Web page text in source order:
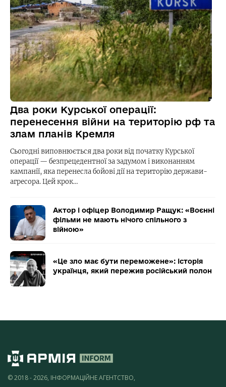
Два роки Курської операції:
перенесення війни на територію рф та
злам планів Кремля
Сьогодні виповнюється два роки від початку Курської
операції — безпрецедентної за задумом і виконанням
кампанії, яка перенесла бойові дії на територію держави-
агресора. Цей крок…
Актор і офіцер Володимир Ращук: «Воєнні
фільми не мають нічого спільного з
війною»
«Це зло має бути переможене»: історія
українця, який пережив російський полон
© 2018 - 2026, ІНФОРМАЦІЙНЕ АГЕНТСТВО,